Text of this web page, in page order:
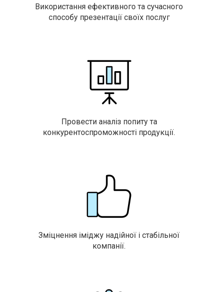
Використання ефективного та сучасного
способу презентації своїх послуг
Провести аналіз попиту та
конкурентоспроможності продукції.
Зміцнення іміджу надійної і стабільної
компанії.